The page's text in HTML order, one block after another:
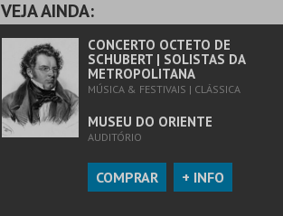
VEJA AINDA:
CONCERTO OCTETO DE
SCHUBERT | SOLISTAS DA
METROPOLITANA
MÚSICA & FESTIVAIS | CLÁSSICA
MUSEU DO ORIENTE
AUDITÓRIO
COMPRAR + INFO